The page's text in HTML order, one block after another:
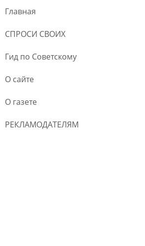
Главная
СПРОСИ СВОИХ
Гид по Советскому
О сайте
О газете
РЕКЛАМОДАТЕЛЯМ